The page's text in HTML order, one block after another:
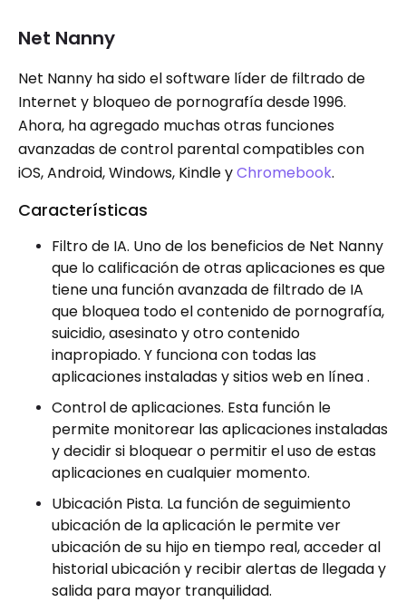
Net Nanny
Net Nanny ha sido el software líder de filtrado de
Internet y bloqueo de pornografía desde 1996.
Ahora, ha agregado muchas otras funciones
avanzadas de control parental compatibles con
iOS, Android, Windows, Kindle yChromebook.
Características
Filtro de IA. Uno de los beneficios de Net Nanny
que lo calificación de otras aplicaciones es que
tiene una función avanzada de filtrado de IA
que bloquea todo el contenido de pornografía,
suicidio, asesinato y otro contenido
inapropiado. Y funciona con todas las
aplicaciones instaladas y sitios web en línea .
Control de aplicaciones. Esta función le
permite monitorear las aplicaciones instaladas
y decidir si bloquear o permitir el uso de estas
aplicaciones en cualquier momento.
Ubicación Pista. La función de seguimiento
ubicación de la aplicación le permite ver
ubicación de su hijo en tiempo real, acceder al
historial ubicación y recibir alertas de llegada y
salida para mayor tranquilidad.